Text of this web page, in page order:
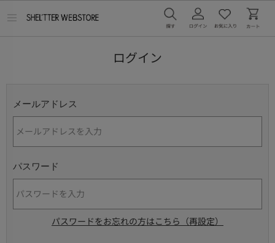
ログイン
メールアドレス
パスワード
パスワードをお忘れの方はこちら（再設定）